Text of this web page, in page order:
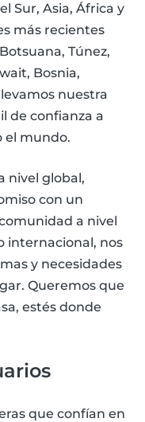
Sur, Asia, África y
más recientes
Túnez,
Bosnia,
nuestra
de confianza a
el mundo.
nivel global,
con un
a nivel
internacional, nos
y necesidades
Queremos que
estés donde
que confían en